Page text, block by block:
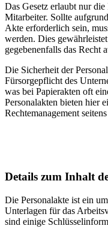
Das Gesetz erlaubt nur
Mitarbeiter. Sollte
Akte erforderlich sein,
werden. Dies
gegebenenfalls das Recht
Die Sicherheit der
Fürsorgepflicht des
was bei Papierakten oft
Personalakten bieten hier
Rechtemanagement
Details zum Inhalt
Die Personalakte ist ein
Unterlagen für das
sind einige